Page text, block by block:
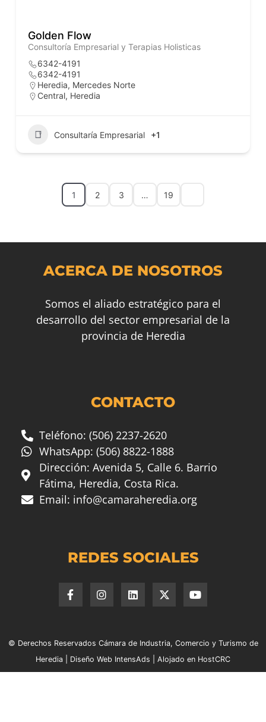
Golden Flow
Consultoría Empresarial y Terapias Holisticas
6342-4191
6342-4191
Heredia, Mercedes Norte
Central, Heredia
Consultaría Empresarial +1
1 2 3 … 19
ACERCA DE NOSOTROS
Somos el aliado estratégico para el
desarrollo del sector empresarial de la
provincia de Heredia
CONTACTO
Teléfono: (506) 2237-2620
WhatsApp: (506) 8822-1888
Dirección: Avenida 5, Calle 6. Barrio
Fátima, Heredia, Costa Rica.
Email: info@camaraheredia.org
REDES SOCIALES
© Derechos Reservados Cámara de Industria, Comercio y Turismo de
Heredia | Diseño Web IntensAds Alojado en HostCRC